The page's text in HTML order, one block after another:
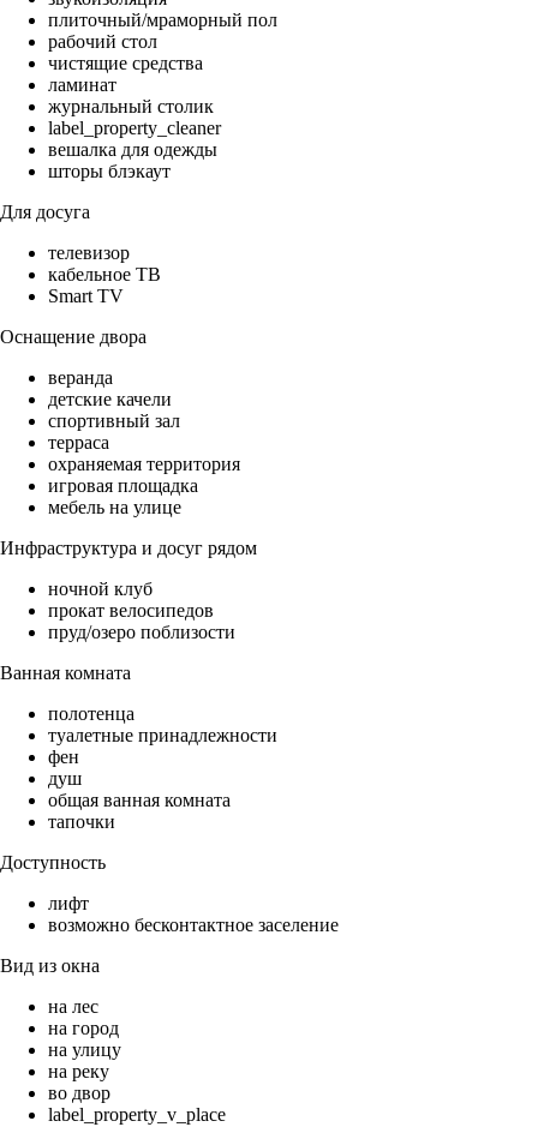
плиточный/мраморный пол
рабочий стол
чистящие средства
ламинат
журнальный столик
label_property_cleaner
вешалка для одежды
шторы блэкаут
Для досуга
телевизор
кабельное ТВ
Smart TV
Оснащение двора
веранда
детские качели
спортивный зал
терраса
охраняемая территория
игровая площадка
мебель на улице
Инфраструктура и досуг рядом
ночной клуб
прокат велосипедов
пруд/озеро поблизости
Ванная комната
полотенца
туалетные принадлежности
фен
душ
общая ванная комната
тапочки
Доступность
лифт
возможно бесконтактное заселение
Вид из окна
на лес
на город
на улицу
на реку
во двор
label_property_v_place